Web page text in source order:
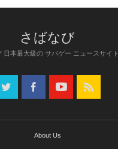
日本最大級の サバゲー ニュースサイト
About Us